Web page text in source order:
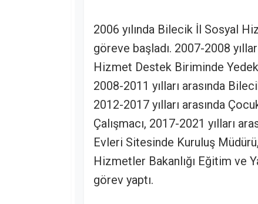
2006 yılında Bilecik İl Sosyal
göreve başladı. 2007-2008
Hizmet Destek Biriminde
2008-2011 yılları arasında
2012-2017 yılları arasında
Çalışmacı, 2017-2021 yılları
Evleri Sitesinde Kuruluş
Hizmetler Bakanlığı Eğitim ve
görev yaptı.